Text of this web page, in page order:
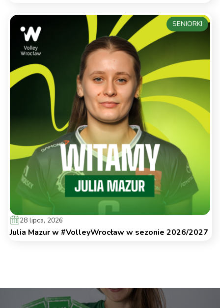
28 lipca, 2026
Julia Mazur w #VolleyWrocław w sezonie 2026/2027
SENIORKI